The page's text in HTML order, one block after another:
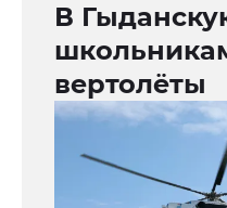
В
вертолёты